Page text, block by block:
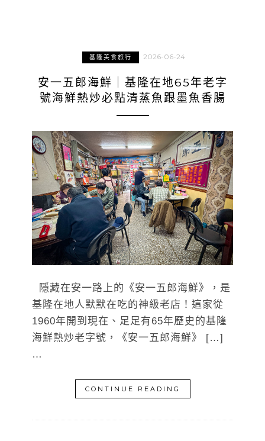
基隆美食旅行 2026-06-24
安一五郎海鮮｜基隆在地65年老字
號海鮮熱炒必點清蒸魚跟墨魚香腸
隱藏在安一路上的《安一五郎海鮮》，是
基隆在地人默默在吃的神級老店！這家從
1960年開到現在、足足有65年歷史的基隆
海鮮熱炒老字號，《安一五郎海鮮》 […]
…
CONTINUE READING